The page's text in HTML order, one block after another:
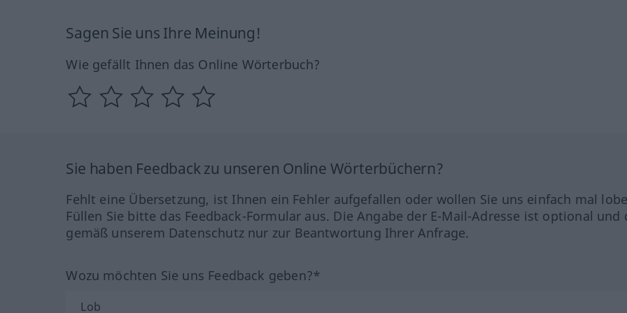
Sagen Sie uns Ihre Meinung!
Wie gefällt Ihnen das Online Wörterbuch?
Sie haben Feedback zu unseren Online Wörterbüchern?
Fehlt eine Übersetzung, ist Ihnen ein Fehler aufgefallen oder wollen Sie uns einfach mal
Füllen Sie bitte das Feedback-Formular aus. Die Angabe der E-Mail-Adresse ist optional und
gemäß unserem Datenschutz nur zur Beantwortung Ihrer Anfrage.
Wozu möchten Sie uns Feedback geben?*